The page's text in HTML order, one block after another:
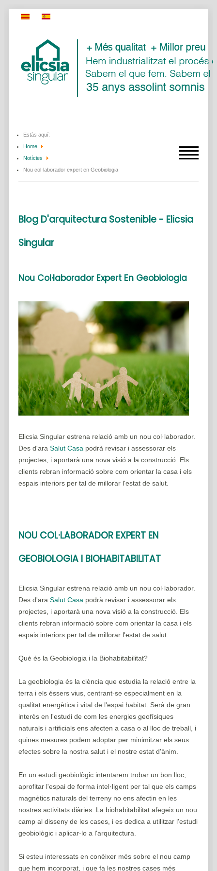
Estàs aquí:
Home
Notícies
Nou col·laborador expert en Geobiologia
Blog D'arquitectura Sostenible - Elicsia
Singular
Nou Col·laborador Expert En Geobiologia
Elicsia Singular estrena relació amb un nou col·laborador.
Des d'ara Salut Casa podrà revisar i assessorar els
projectes, i aportarà una nova visió a la construcció. Els
clients rebran informació sobre com orientar la casa i els
espais interiors per tal de millorar l'estat de salut.
NOU COL·LABORADOR EXPERT EN
GEOBIOLOGIA I BIOHABITABILITAT
Elicsia Singular estrena relació amb un nou col·laborador.
Des d'ara Salut Casa podrà revisar i assessorar els
projectes, i aportarà una nova visió a la construcció. Els
clients rebran informació sobre com orientar la casa i els
espais interiors per tal de millorar l'estat de salut.
Què és la Geobiologia i la Biohabitabilitat?
La geobiologia és la ciència que estudia la relació entre la
terra i els éssers vius, centrant-se especialment en la
qualitat energètica i vital de l'espai habitat. Serà de gran
interès en l'estudi de com les energies geofísiques
naturals i artificials ens afecten a casa o al lloc de treball, i
quines mesures podem adoptar per minimitzar els seus
efectes sobre la nostra salut i el nostre estat d'ànim.
En un estudi geobiològic intentarem trobar un bon lloc,
aprofitar l'espai de forma intel·ligent per tal que els camps
magnètics naturals del terreny no ens afectin en les
nostres activitats diàries. La biohabitabilitat afegeix un nou
camp al disseny de les cases, i es dedica a utilitzar l'estudi
geobiològic i aplicar-lo a l'arquitectura.
Si esteu interessats en conèixer més sobre el nou camp
que hem incorporat, i que fa les nostres cases més